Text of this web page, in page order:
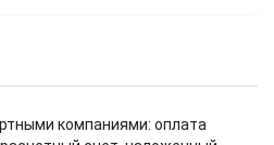
компаниями: оплата